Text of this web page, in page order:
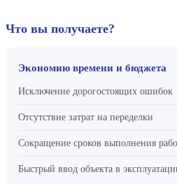
Что вы получаете?
Экономию времени и бюджета
Исключение дорогостоящих ошибок
Отсутствие затрат на переделки
Сокращение сроков выполнения
Быстрый ввод объекта в